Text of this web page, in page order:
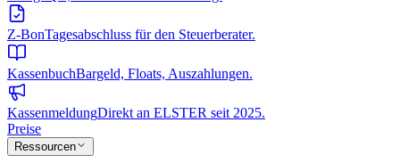
Z-BonTagesabschluss für den Steuerberater.
KassenbuchBargeld, Floats, Auszahlungen.
KassenmeldungDirekt an ELSTER seit 2025.
Preise
Ressourcen